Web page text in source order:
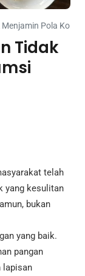
Pola
Tidak
telah
yang kesulitan
bukan
yang baik.
pangan
lapisan